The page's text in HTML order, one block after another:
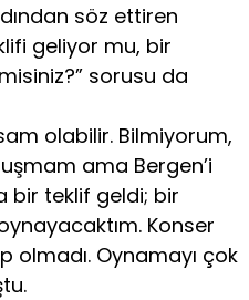
söz ettiren
geliyor mu, bir
sorusu da
olabilir. Bilmiyorum,
ama Bergen’i
bir teklif geldi; bir
Konser
olmadı. Oynamayı çok